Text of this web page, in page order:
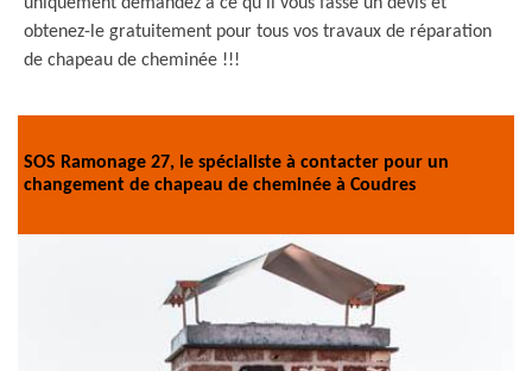
obtenez-le gratuitement pour tous vos travaux de réparation
de chapeau de cheminée !!!
SOS Ramonage 27, le spécialiste à contacter pour un
changement de chapeau de cheminée à Coudres